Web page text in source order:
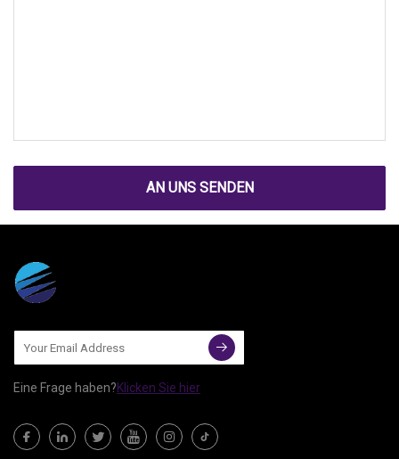
AN UNS SENDEN
Eine Frage haben?Klicken Sie hier